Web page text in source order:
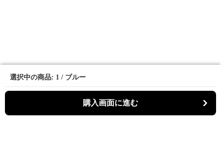
選択中の商品: 1 / ブルー
購入画面に進む
選択中の商品: 1 / ブルー
購入画面に進む